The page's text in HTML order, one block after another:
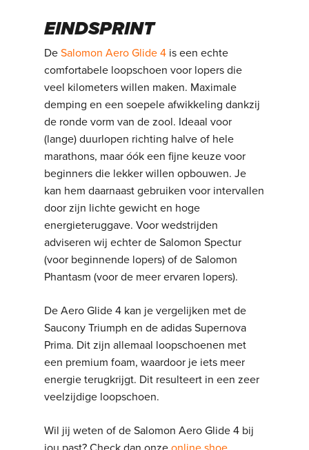
EINDSPRINT
DeSalomon Aero Glide 4 is een echte
comfortabele loopschoen voor lopers die
veel kilometers willen maken. Maximale
demping en een soepele afwikkeling dankzij
de ronde vorm van de zool. Ideaal voor
(lange) duurlopen richting halve of hele
marathons, maar óók een fijne keuze voor
beginners die lekker willen opbouwen. Je
kan hem daarnaast gebruiken voor intervallen
door zijn lichte gewicht en hoge
energieteruggave. Voor wedstrijden
adviseren wij echter de Salomon Spectur
(voor beginnende lopers) of de Salomon
Phantasm (voor de meer ervaren lopers).
De Aero Glide 4 kan je vergelijken met de
Saucony Triumph en de adidas Supernova
Prima. Dit zijn allemaal loopschoenen met
een premium foam, waardoor je iets meer
energie terugkrijgt. Dit resulteert in een zeer
veelzijdige loopschoen.
Wil jij weten of de Salomon Aero Glide 4 bij